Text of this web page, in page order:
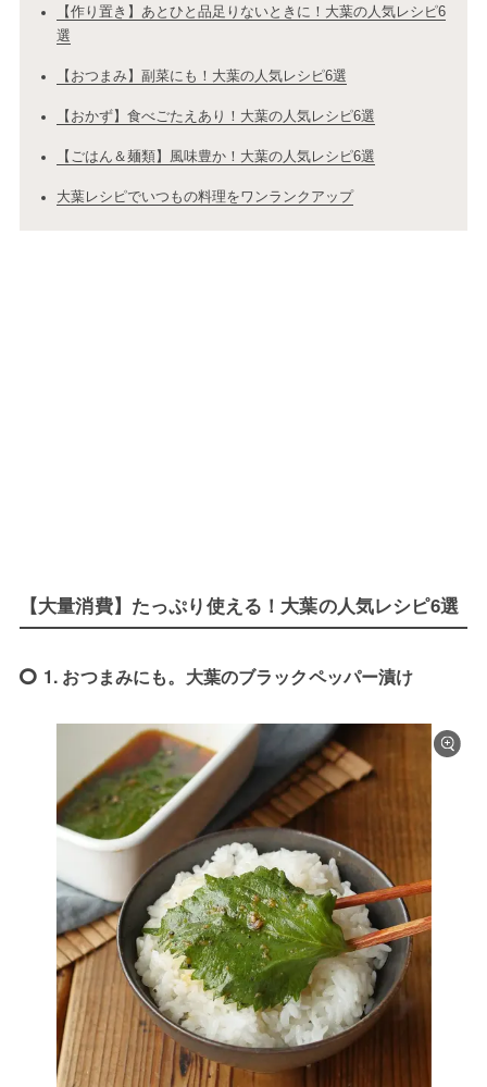
【作り置き】あとひと品足りないときに！大葉の人気レシピ6
選
【おつまみ】副菜にも！大葉の人気レシピ6選
【おかず】食べごたえあり！大葉の人気レシピ6選
【ごはん＆麺類】風味豊か！大葉の人気レシピ6選
大葉レシピでいつもの料理をワンランクアップ
【大量消費】たっぷり使える！大葉の人気レシピ6選
1. おつまみにも。大葉のブラックペッパー漬け